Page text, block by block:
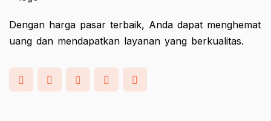
Dengan harga pasar terbaik, Anda dapat menghemat
uang dan mendapatkan layanan yang berkualitas.